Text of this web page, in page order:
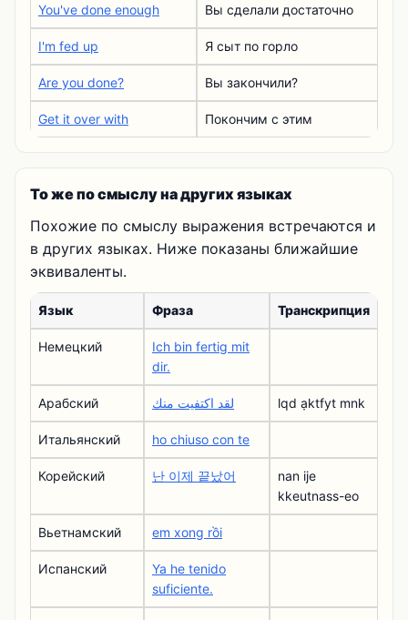
You've done enough Вы сделали достаточно
I'm fed up Я сыт по горло
Are you done? Вы закончили?
Get it over with Покончим с этим
То же по смыслу на других языках
Похожие по смыслу выражения встречаются и
в других языках. Ниже показаны ближайшие
эквиваленты.
Язык Фраза Транскрипция
Немецкий
Ich bin fertig mit
dir.
Арабский لقد اكتفيت منك lqd ạktfyt mnk
Итальянский ho chiuso con te
Корейский 난 이제 끝났어
nan ije
kkeutnass-eo
Вьетнамский em xong rồi
Испанский
Ya he tenido
suficiente.